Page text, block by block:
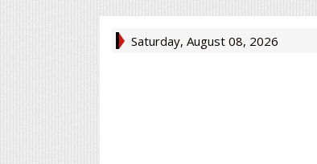
Saturday, August 08, 2026